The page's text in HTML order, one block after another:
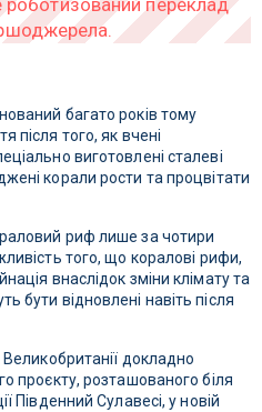
багато років тому
після того, як вчені
виготовлені сталеві
корали рости та процвітати
риф лише за чотири
того, що коралові рифи,
внаслідок зміни клімату та
бути відновлені навіть після
докладно
проєкту, розташованого біля
Південний Сулавесі, у новій